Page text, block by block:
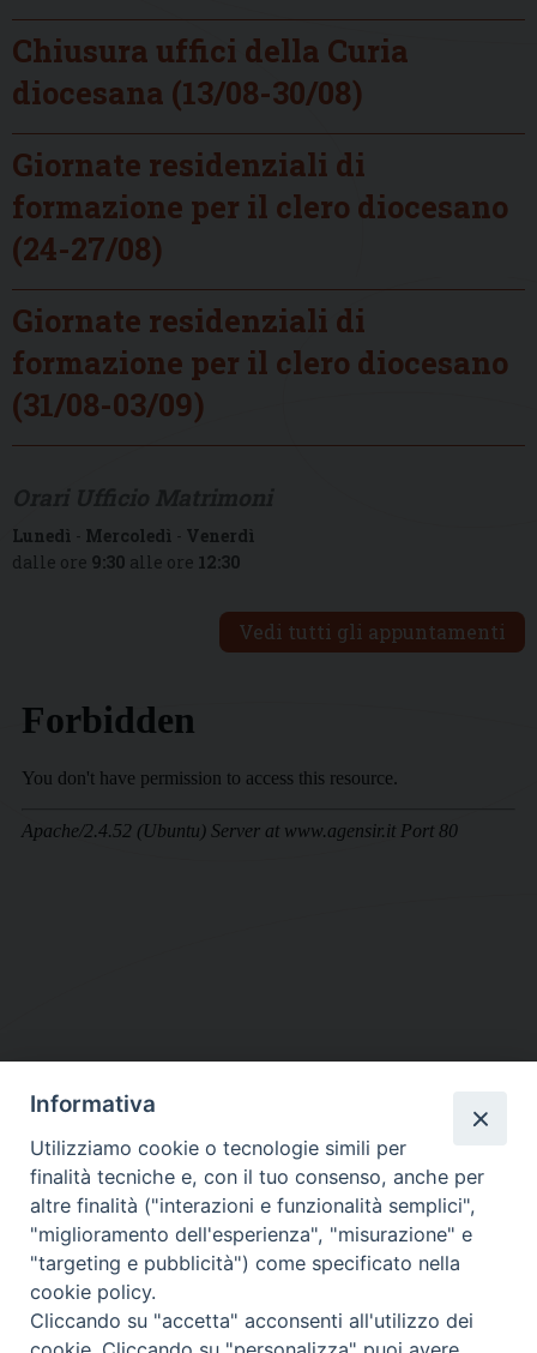
Chiusura uffici della Curia
diocesana (13/08-30/08)
Giornate residenziali di
formazione per il clero diocesano
(24-27/08)
Giornate residenziali di
formazione per il clero diocesano
(31/08-03/09)
Lunedì - Mercoledì - Venerdì
dalle ore 9:30 alle ore 12:30
Vedi tutti gli appuntamenti
DIOCESI SUBURBICARIA DI ALBANO
Contatti:Tel.: 06.93268401 - Fax.: 06.9323844
E-mail:curia@diocesidialbano.it
Orari: dal Lunedì al Venerdì Ore: 9:00 - 13:00
Lunedì, Mercoledì e Venerdì, Ore 9:30 - 12:30
Informativa
Utilizziamo cookie o tecnologie simili per
finalità tecniche e, con il tuo consenso, anche per
altre finalità ("interazioni e funzionalità semplici",
"miglioramento dell'esperienza", "misurazione" e
"targeting e pubblicità") come specificato nella
cookie policy.
Cliccando su "accetta" acconsenti all'utilizzo dei